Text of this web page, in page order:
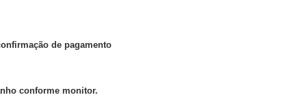
de pagamento
conforme monitor.